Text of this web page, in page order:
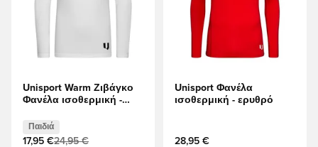
Unisport Warm Ζιβάγκο
Φανέλα ισοθερμική -
Παιδιά
17,95 €24,95 €
Unisport Φανέλα
ισοθερμική - ερυθρό
28,95 €